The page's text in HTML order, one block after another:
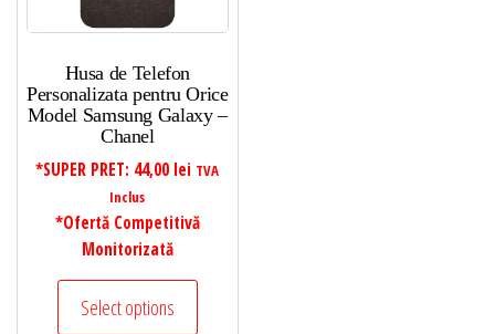
Husa de Telefon
Personalizata pentru Orice
Model Samsung Galaxy –
Chanel
*SUPER PRET: 44,00 lei TVA
Inclus
*Ofertă Competitivă
Monitorizată
Select options